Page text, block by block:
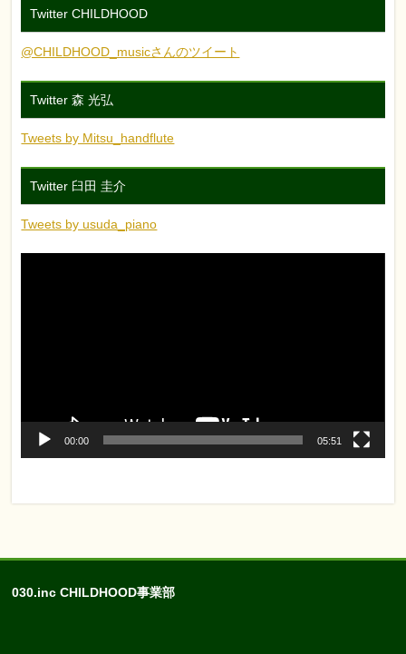
Twitter CHILDHOOD
@CHILDHOOD_musicさんのツイート
Twitter 森 光弘
Tweets by Mitsu_handflute
Twitter 臼田 圭介
Tweets by usuda_piano
00:00 05:51
030.inc CHILDHOOD事業部